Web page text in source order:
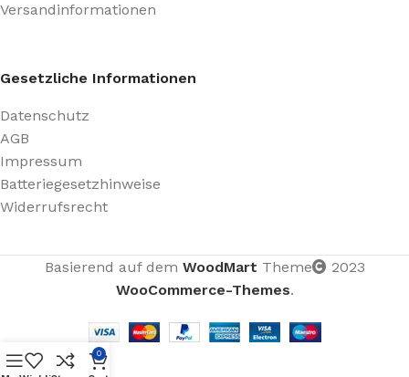
Versandinformationen
Gesetzliche Informationen
Datenschutz
AGB
Impressum
Batteriegesetzhinweise
Widerrufsrecht
Basierend auf dem WoodMart Theme
2023
WooCommerce-Themes.
0